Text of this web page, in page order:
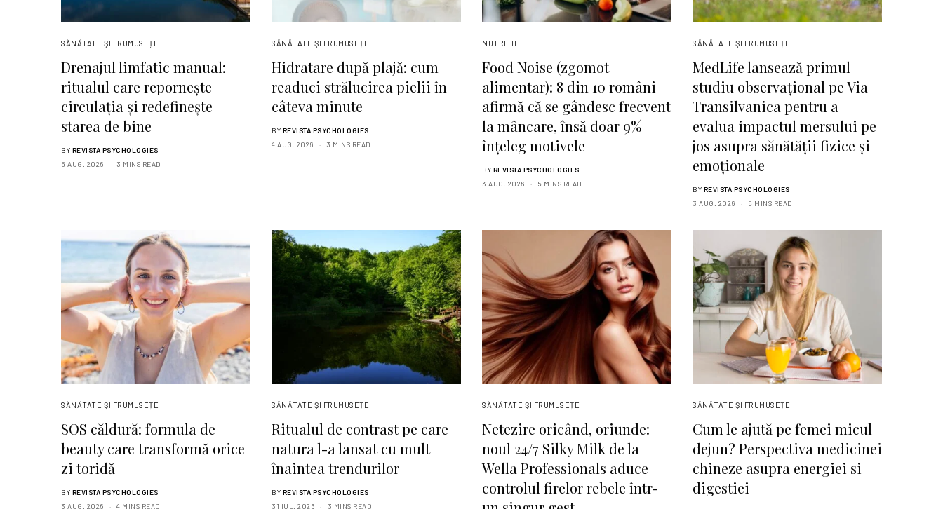
SĂNĂTATE ŞI FRUMUSEȚE
Drenajul limfatic manual:
ritualul care repornește
circulația și redefinește
starea de bine
BY REVISTA PSYCHOLOGIES
5 AUG. 2026
3 MINS READ
SĂNĂTATE ŞI FRUMUSEȚE
Hidratare după plajă: cum
readuci strălucirea pielii în
câteva minute
BY REVISTA PSYCHOLOGIES
4 AUG. 2026
3 MINS READ
NUTRITIE
Food Noise (zgomot
alimentar): 8 din 10 români
afirmă că se gândesc frecvent
la mâncare, însă doar 9%
înțeleg motivele
BY REVISTA PSYCHOLOGIES
3 AUG. 2026
5 MINS READ
SĂNĂTATE ŞI FRUMUSEȚE
MedLife lansează primul
studiu observațional pe Via
Transilvanica pentru a
evalua impactul mersului pe
jos asupra sănătății fizice și
emoționale
BY REVISTA PSYCHOLOGIES
3 AUG. 2026
5 MINS READ
SĂNĂTATE ŞI FRUMUSEȚE
SOS căldură: formula de
beauty care transformă orice
zi toridă
BY REVISTA PSYCHOLOGIES
3 AUG. 2026
4 MINS READ
SĂNĂTATE ŞI FRUMUSEȚE
Ritualul de contrast pe care
natura l-a lansat cu mult
înaintea trendurilor
BY REVISTA PSYCHOLOGIES
31 IUL. 2026
3 MINS READ
SĂNĂTATE ŞI FRUMUSEȚE
Netezire oricând, oriunde:
noul 24/7 Silky Milk de la
Wella Professionals aduce
controlul firelor rebele într-
SĂNĂTATE ŞI FRUMUSEȚE
Cum le ajută pe femei micul
dejun? Perspectiva medicinei
chineze asupra energiei si
digestiei